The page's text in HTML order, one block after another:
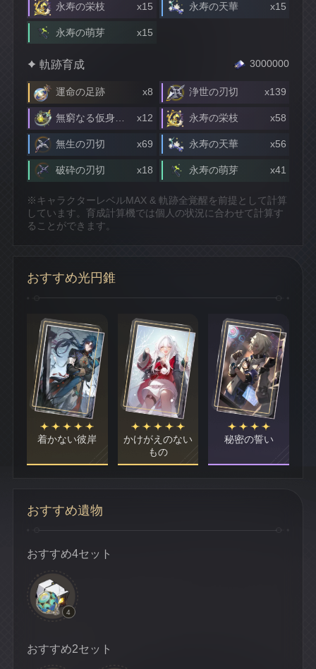
永寿の栄枝 x15 永寿の天華 x15
永寿の萌芽 x15
軌跡育成 3000000
運命の足跡 x8 浄世の刃切 x139
無窮なる仮身の遺恨 x12 永寿の栄枝 x58
無生の刃切 x69 永寿の天華 x56
破砕の刃切 x18 永寿の萌芽 x41
※キャラクターレベルMAX & 軌跡全覚醒を前提として計算
しています。育成計算機では個人の状況に合わせて計算す
ることができます。
おすすめ光円錐
着かない彼岸
かけがえのない
もの
秘密の誓い
おすすめ遺物
おすすめ4セット
4
おすすめ2セット